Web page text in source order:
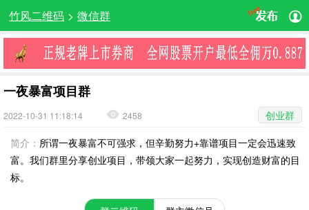
竹风二维码 > 微信群
一夜暴富项目群
2022-10-31 11:18:14 2458
创业群
简介： 所谓一夜暴富不可强求，但辛勤努力+靠谱项目一定会迅速致
富。我们群里分享创业项目，带领大家一起努力，实现创造财富的目
标。